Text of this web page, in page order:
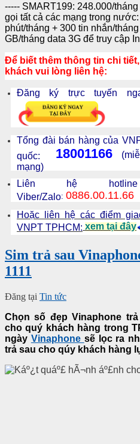
----- SMART199: 248.000/
gọi tất cả các mạng trong
phút/tháng + 300 tin nhắn/tháng
GB/tháng data 3G để truy cập
Để biết thêm thông tin chi
khách vui lòng liên hệ:
Đăng ký trực tuyến
Tổng đài bán hàng của
quốc: 18001166
mạng)
Liên hệ
Viber/Zalo: 0886.00.11.66
Hoặc liên hệ các điểm
VNPT TPHCM: xem tại đây
Sim trả sau
1111
Đăng tại Tin tức
Chọn số đẹp Vinaphone
cho quý khách hàng trong
ngày Vinaphone sẽ lọc ra
trả sau cho qúy khách hàng